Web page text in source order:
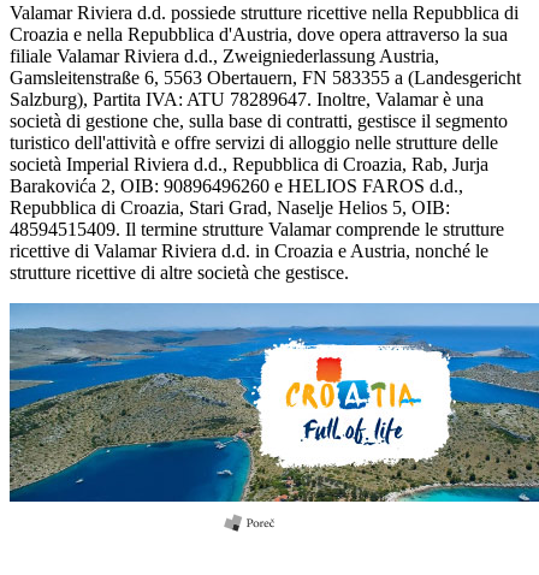
Valamar Riviera d.d. possiede strutture ricettive nella Repubblica di
Croazia e nella Repubblica d'Austria, dove opera attraverso la sua
filiale Valamar Riviera d.d., Zweigniederlassung Austria,
Gamsleitenstraße 6, 5563 Obertauern, FN 583355 a (Landesgericht
Salzburg), Partita IVA: ATU 78289647. Inoltre, Valamar è una
società di gestione che, sulla base di contratti, gestisce il segmento
turistico dell'attività e offre servizi di alloggio nelle strutture delle
società Imperial Riviera d.d., Repubblica di Croazia, Rab, Jurja
Barakovića 2, OIB: 90896496260 e HELIOS FAROS d.d.,
Repubblica di Croazia, Stari Grad, Naselje Helios 5, OIB:
48594515409. Il termine strutture Valamar comprende le strutture
ricettive di Valamar Riviera d.d. in Croazia e Austria, nonché le
strutture ricettive di altre società che gestisce.